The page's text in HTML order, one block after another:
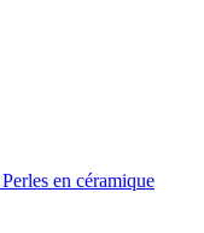
Perles en céramique